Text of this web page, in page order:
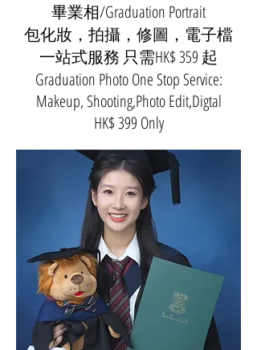
畢業相/Graduation Portrait
包化妝，拍攝，修圖，電子檔
​一站式服務 只需HK$ 359 起
Graduation Photo One Stop Service:
Makeup, Shooting,Photo Edit,Digtal
HK$ 399 Only